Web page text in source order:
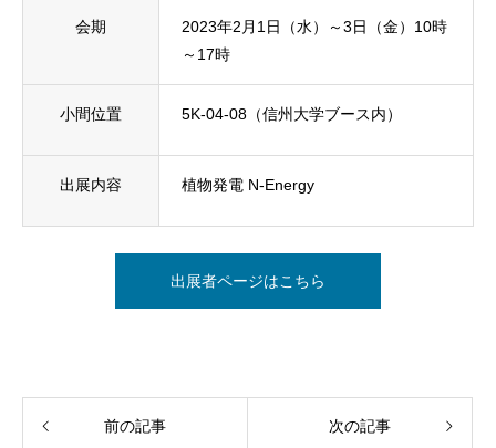
会期
2023年2月1日（水）～3日（金）10時
～17時
小間位置 5K-04-08（信州大学ブース内）
出展内容 植物発電 N-Energy
出展者ページはこちら
前の記事 次の記事